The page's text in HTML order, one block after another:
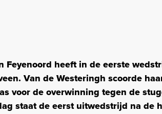
Feyenoord heeft in de eerste
Van de Westeringh scoorde
voor de overwinning tegen de
staat de eerst uitwedstrijd na de